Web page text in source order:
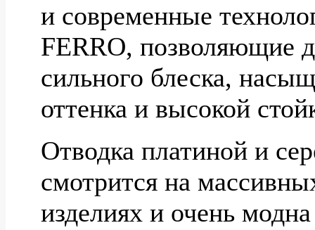
и современные
FERRO, позволяющие
сильного блеска,
оттенка и высокой
Отводка платиной и
смотрится на
изделиях и очень